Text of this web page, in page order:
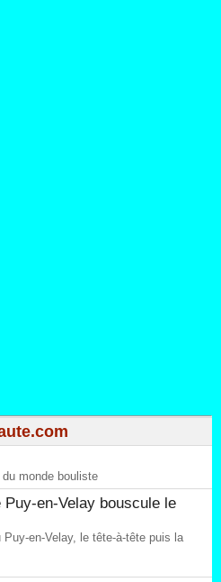
monde bouliste
en-Velay bouscule le
en-Velay, le tête-à-tête puis la